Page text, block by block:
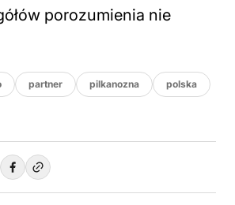
porozumienia nie
partner pilkanozna polska